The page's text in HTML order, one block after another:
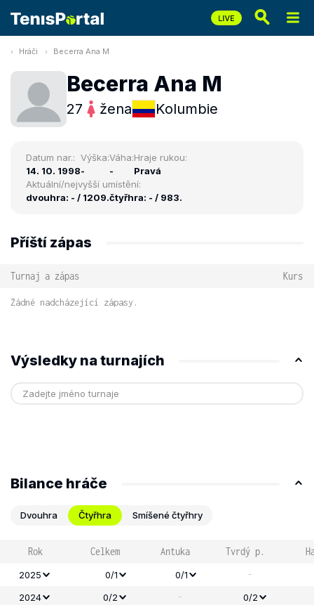
Hráči Becerra Ana M
Becerra Ana M
27 žena Kolumbie
Datum nar.:
14. 10. 1998
Výška:
-
Váha:
-
Hraje rukou:
Pravá
Aktuální/nejvyšší umístění:
dvouhra: - / 1209.čtyřhra: - / 983.
Příští zápas
Turnaj a zápas Kurs
Žádné nadcházející zápasy.
Výsledky na turnajích
Bilance hráče
Dvouhra Čtyřhra Smíšené čtyřhry
Rok Celkem Antuka Tvrdý p.
2025 0/1 0/1 -
2024 0/2 -
0/2